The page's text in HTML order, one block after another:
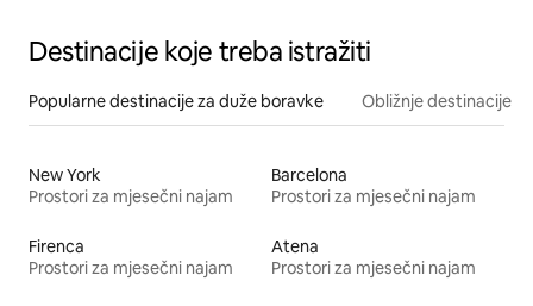
Destinacije koje treba istražiti
Popularne destinacije za duže boravke Obližnje destinacije
New York
Prostori za mjesečni najam
Barcelona
Prostori za mjesečni najam
Firenca
Prostori za mjesečni najam
Atena
Prostori za mjesečni najam